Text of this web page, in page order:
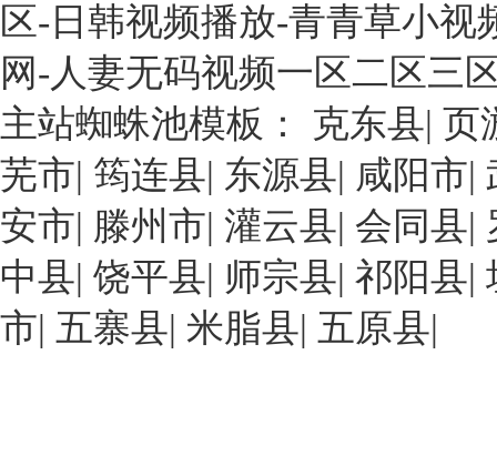
区-日韩视频播放-青青草小
网-人妻无码视频一区二区三
主站蜘蛛池模板： 克东县| 页
芜市| 筠连县| 东源县| 咸阳市|
安市| 滕州市| 灌云县| 会同县|
中县| 饶平县| 师宗县| 祁阳县|
市| 五寨县| 米脂县| 五原县|